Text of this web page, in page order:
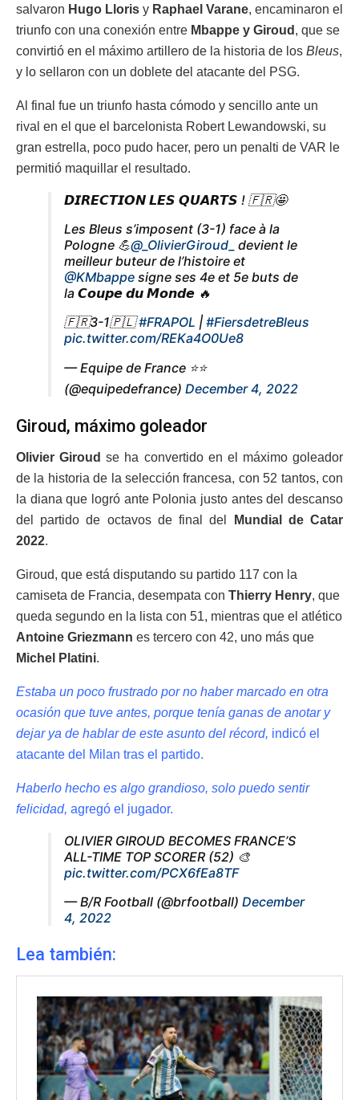
salvaron Hugo Lloris y Raphael Varane, encaminaron el
triunfo con una conexión entre Mbappe y Giroud , que se
convirtió en el máximo artillero de la historia de los Bleus,
y lo sellaron con un doblete del atacante del PSG.
Al final fue un triunfo hasta cómodo y sencillo ante un
rival en el que el barcelonista Robert Lewandowski, su
gran estrella, poco pudo hacer, pero un penalti de VAR le
permitió maquillar el resultado.
𝘿𝙄𝙍𝙀𝘾𝙏𝙄𝙊𝙉 𝙇𝙀𝙎 𝙌𝙐𝘼𝙍𝙏𝙎 ! 🇫🇷🤩
Les Bleus s’imposent (3-1) face à la
Pologne 💪@_OlivierGiroud_ devient le
meilleur buteur de l’histoire et
@KMbappe signe ses 4e et 5e buts de
la 𝘾𝙤𝙪𝙥𝙚 𝙙𝙪 𝙈𝙤𝙣𝙙𝙚 🔥
🇫🇷3-1🇵🇱#FRAPOL | #FiersdetreBleus
pic.twitter.com/REKa4O0Ue8
— Equipe de France ⭐⭐
(@equipedefrance) December 4, 2022
Giroud, máximo goleador
Olivier Giroud se ha convertido en el máximo goleador
de la historia de la selección francesa, con 52 tantos, con
la diana que logró ante Polonia justo antes del descanso
del partido de octavos de final del
Mundial de Catar
2022.
Giroud, que está disputando su partido 117 con la
camiseta de Francia, desempata con Thierry Henry, que
queda segundo en la lista con 51, mientras que el atlético
Antoine Griezmann es tercero con 42, uno más que
Michel Platini.
Estaba un poco frustrado por no haber marcado en otra
ocasión que tuve antes, porque tenía ganas de anotar y
dejar ya de hablar de este asunto del récord, indicó el
atacante del Milan tras el partido.
Haberlo hecho es algo grandioso, solo puedo sentir
felicidad, agregó el jugador.
OLIVIER GIROUD BECOMES FRANCE’S
ALL-TIME TOP SCORER (52) 🎨
pic.twitter.com/PCX6fEa8TF
— B/R Football (@brfootball) December
4, 2022
Lea también: